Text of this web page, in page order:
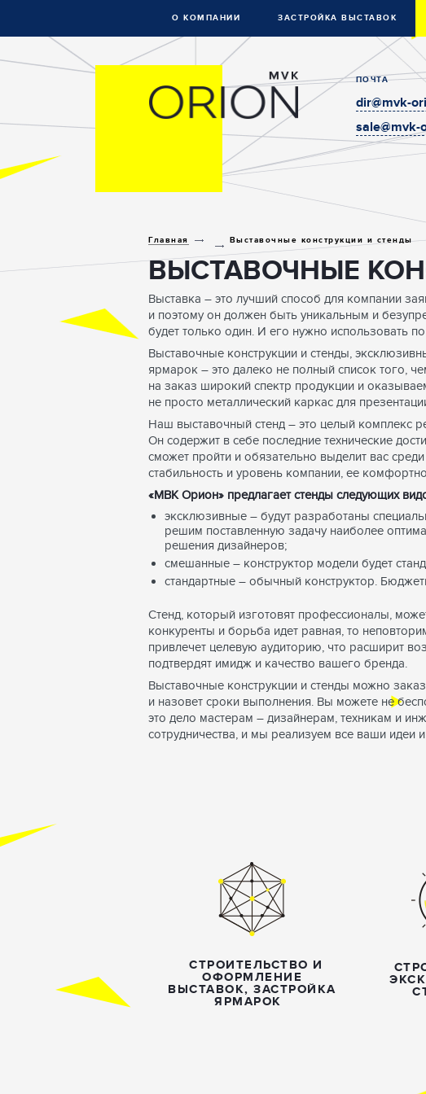
О КОМПАНИИ ЗАСТРОЙКА ВЫСТАВОК
ПОЧТА
dir@mvk-
sale@mvk-
Главная Выставочные конструкции и стенды
ВЫСТАВОЧНЫЕ
Выставка – это лучший способ для компании
и поэтому он должен быть уникальным и
будет только один. И его нужно использовать
Выставочные конструкции и стенды,
ярмарок – это далеко не полный список того,
на заказ широкий спектр продукции и
не просто металлический каркас для
Наш выставочный стенд – это целый комплекс
Он содержит в себе последние технические
сможет пройти и обязательно выделит вас
стабильность и уровень компании, ее
«МВК Орион» предлагает стенды следующих
эксклюзивные – будут разработаны
решим поставленную задачу наиболее
решения дизайнеров;
смешанные – конструктор модели будет
стандартные – обычный конструктор.
Стенд, который изготовят профессионалы,
конкуренты и борьба идет равная, то
привлечет целевую аудиторию, что расширит
подтвердят имидж и качество вашего бренда.
Выставочные конструкции и стенды можно
и назовет сроки выполнения. Вы можете не
это дело мастерам – дизайнерам, техникам и
сотрудничества, и мы реализуем все ваши идеи
СТРОИТЕЛЬСТВО И
ОФОРМЛЕНИЕ
ВЫСТАВОК, ЗАСТРОЙКА
ЯРМАРОК